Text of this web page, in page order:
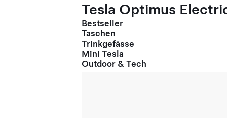
Tesla Optimus
Bestseller
Taschen
Trinkgefässe
Mini Tesla
Outdoor & Tech